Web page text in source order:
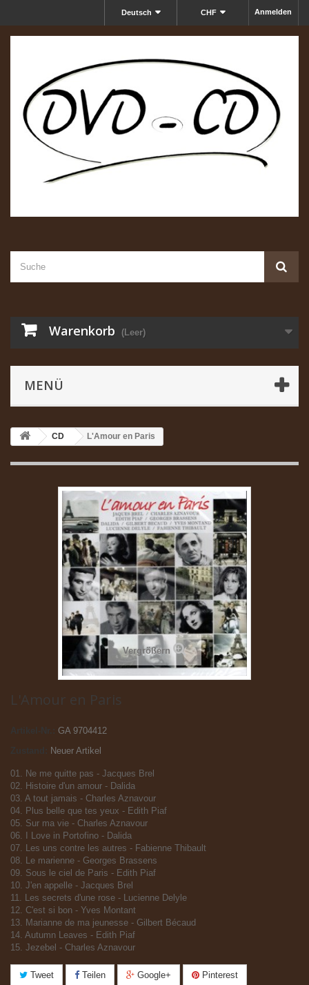
Anmelden
CHF
Deutsch
Warenkorb (Leer)
MENÜ
CD L'Amour en Paris
Vergrößern
L'Amour en Paris
Artikel-Nr.:
GA 9704412
Zustand:
Neuer Artikel
01. Ne me quitte pas - Jacques Brel
02. Histoire d'un amour - Dalida
03. A tout jamais - Charles Aznavour
04. Plus belle que tes yeux - Edith Piaf
05. Sur ma vie - Charles Aznavour
06. I Love in Portofino - Dalida
07. Les uns contre les autres - Fabienne Thibault
08. Le marienne - Georges Brassens
09. Sous le ciel de Paris - Edith Piaf
10. J'en appelle - Jacques Brel
11. Les secrets d'une rose - Lucienne Delyle
12. C'est si bon - Yves Montant
13. Marianne de ma jeunesse - Gilbert Bécaud
14. Autumn Leaves - Edith Piaf
15. Jezebel - Charles Aznavour
Tweet Teilen Google+ Pinterest